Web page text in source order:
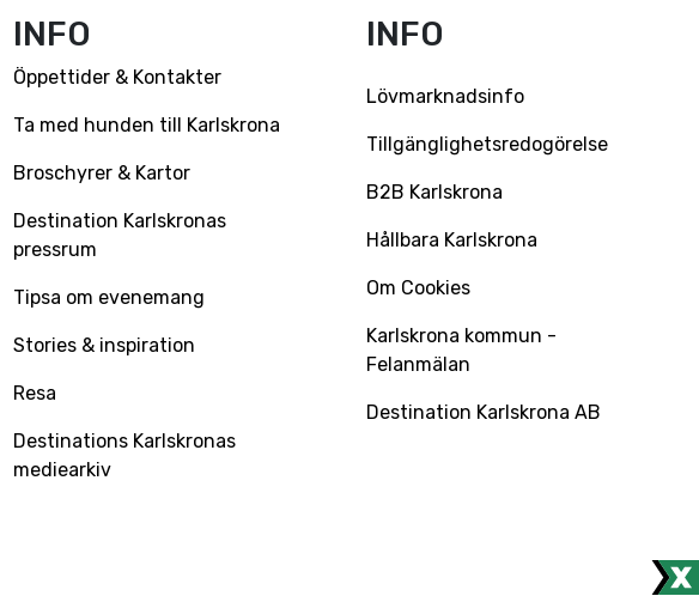
INFO
Öppettider & Kontakter
Ta med hunden till Karlskrona
Broschyrer & Kartor
Destination Karlskronas
pressrum
Tipsa om evenemang
Stories & inspiration
Resa
Destinations Karlskronas
mediearkiv
INFO
Lövmarknadsinfo
Tillgänglighetsredogörelse
B2B Karlskrona
Hållbara Karlskrona
Om Cookies
Karlskrona kommun -
Felanmälan
Destination Karlskrona AB